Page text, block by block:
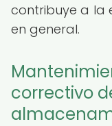
contribuye a la
en general.
correctivo